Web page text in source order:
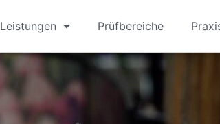
Leistungen Prüfbereiche